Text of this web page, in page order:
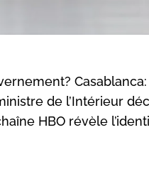
de l’Intérieur
HBO révèle